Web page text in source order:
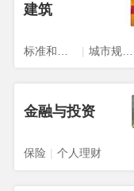
建筑
| 城市规划、城市设计
金融与投资
保险 | 个人理财